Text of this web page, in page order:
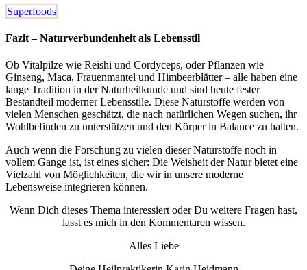
Superfoods
Fazit – Naturverbundenheit als Lebensstil
Ob Vitalpilze wie Reishi und Cordyceps, oder Pflanzen wie
Ginseng, Maca, Frauenmantel und Himbeerblätter – alle haben eine
lange Tradition in der Naturheilkunde und sind heute fester
Bestandteil moderner Lebensstile. Diese Naturstoffe werden von
vielen Menschen geschätzt, die nach natürlichen Wegen suchen, ihr
Wohlbefinden zu unterstützen und den Körper in Balance zu halten.
Auch wenn die Forschung zu vielen dieser Naturstoffe noch in
vollem Gange ist, ist eines sicher: Die Weisheit der Natur bietet eine
Vielzahl von Möglichkeiten, die wir in unsere moderne
Lebensweise integrieren können.
Wenn Dich dieses Thema interessiert oder Du weitere Fragen hast,
lasst es mich in den Kommentaren wissen.
Alles Liebe